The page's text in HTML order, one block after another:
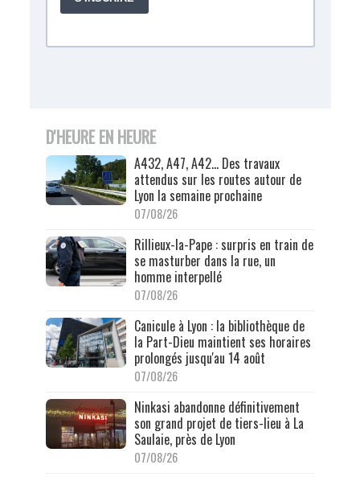
D'HEURE EN HEURE
A432, A47, A42… Des travaux
attendus sur les routes autour de
Lyon la semaine prochaine
07/08/26
Rillieux-la-Pape : surpris en train de
se masturber dans la rue, un
homme interpellé
07/08/26
Canicule à Lyon : la bibliothèque de
la Part-Dieu maintient ses horaires
prolongés jusqu'au 14 août
07/08/26
Ninkasi abandonne définitivement
son grand projet de tiers-lieu à La
Saulaie, près de Lyon
07/08/26